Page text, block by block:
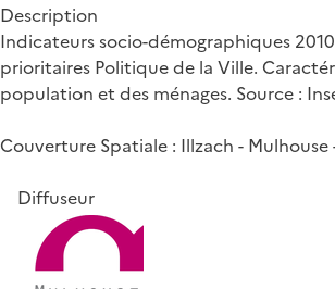
Description
Indicateurs socio-démographiques
prioritaires Politique de la Ville.
population et des ménages. Source :
Couverture Spatiale : Illzach -
Diffuseur